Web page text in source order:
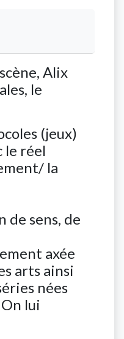
Alix
le
(jeux)
le réel
la
de sens, de
axée
arts ainsi
nées
lui